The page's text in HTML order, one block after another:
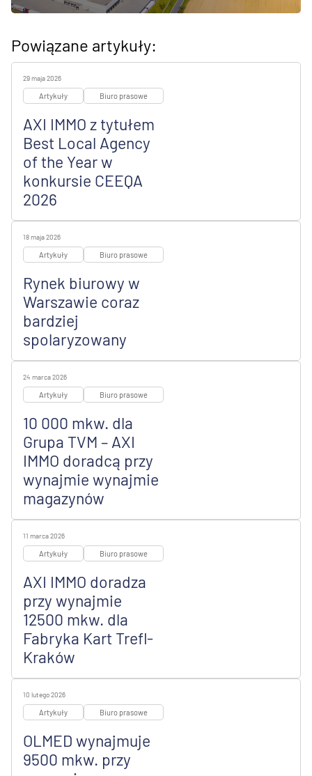
Powiązane artykuły:
29 maja 2026
Artykuły Biuro prasowe
AXI IMMO z tytułem
Best Local Agency
of the Year w
konkursie CEEQA
2026
18 maja 2026
Artykuły Biuro prasowe
Rynek biurowy w
Warszawie coraz
bardziej
spolaryzowany
24 marca 2026
Artykuły Biuro prasowe
10 000 mkw. dla
Grupa TVM – AXI
IMMO doradcą przy
wynajmie wynajmie
magazynów
11 marca 2026
Artykuły Biuro prasowe
AXI IMMO doradza
przy wynajmie
12500 mkw. dla
Fabryka Kart Trefl-
Kraków
10 lutego 2026
Artykuły Biuro prasowe
OLMED wynajmuje
9500 mkw. przy